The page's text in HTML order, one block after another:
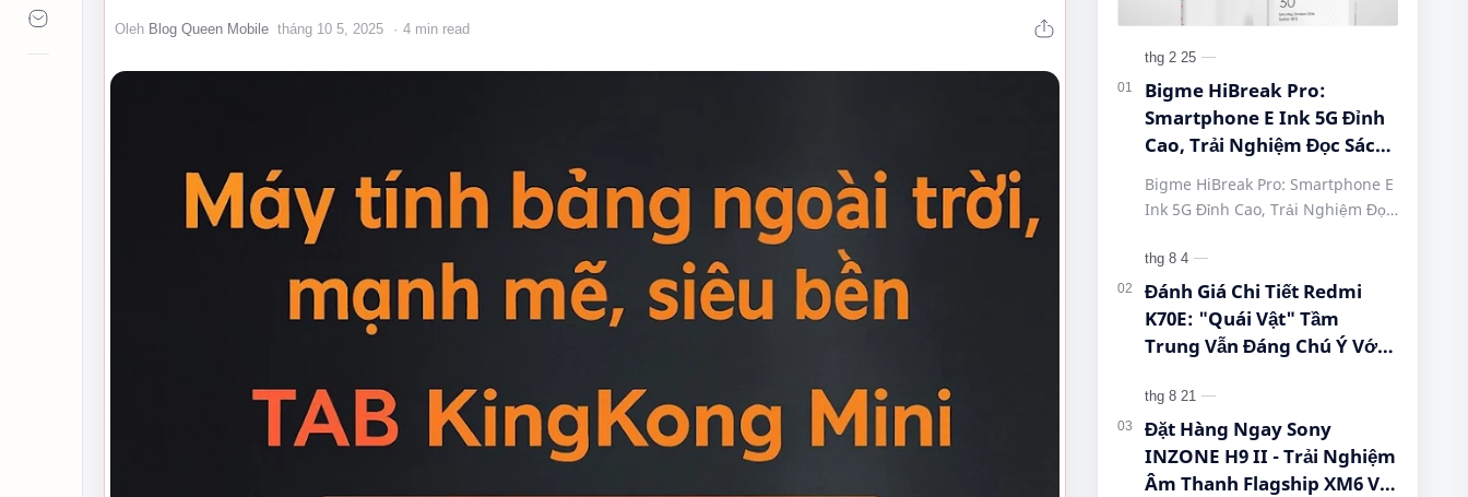
Trình! 🚀
4 min read
Bigme HiBreak Pro:
Smartphone E Ink 5G Đỉnh
Cao, Trải Nghiệm Đọc Sách
Mobile! #BigmeHiBreakPro
#SmartphoneEInk
#QueenMobile
#HiBreakPro5G
#DienThoaiDocSach
#CongNgheMoi
#MuaSamThongMinh
#EInkPhone
#5GSmartphone
Bigme HiBreak Pro: Smartphone E
Ink 5G Đỉnh Cao, Trải Nghiệm Đọc
#BigmeHiBreakPro
#SmartphoneEInk #QueenMobile
#Hi…
Đánh Giá Chi Tiết Redmi
K70E: "Quái Vật" Tầm
Trung Vẫn Đáng Chú Ý Với
Hình 1.5K Và Pin 5.500 mAh
Đặt Hàng Ngay Sony
INZONE H9 II - Trải Nghiệm
Âm Thanh Flagship XM6 Với